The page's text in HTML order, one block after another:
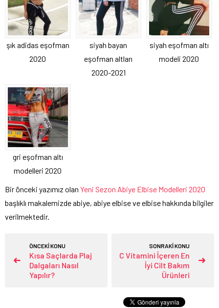
şık adidas eşofman
2020
siyah bayan
eşofman altları
2020-2021
siyah eşofman altı
modeli 2020
gri eşofman altı
modelleri 2020
Bir önceki yazımız olan Yeni Sezon Abiye Elbise Modelleri 2020
başlıklı makalemizde abiye, abiye elbise ve elbise hakkında bilgiler
verilmektedir.
ÖNCEKİ KONU
Kısa Saçlarda Plaj
Dalgaları Nasıl
Yapılır?
SONRAKİ KONU
C Vitamini İçeren En
İyi Cilt Bakım
Ürünleri